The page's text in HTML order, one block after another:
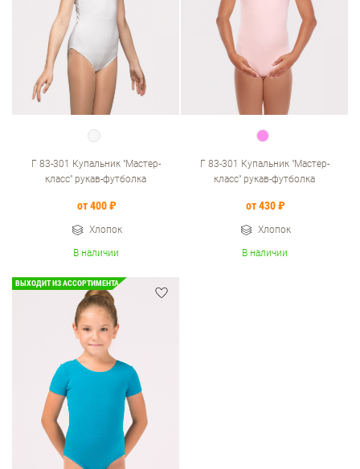
Г 83-301 Купальник "Мастер-
класс" рукав-футболка
от 400 ₽
Хлопок
В наличии
Г 83-301 Купальник "Мастер-
класс" рукав-футболка
от 430 ₽
Хлопок
В наличии
ВЫХОДИТ ИЗ АССОРТИМЕНТА